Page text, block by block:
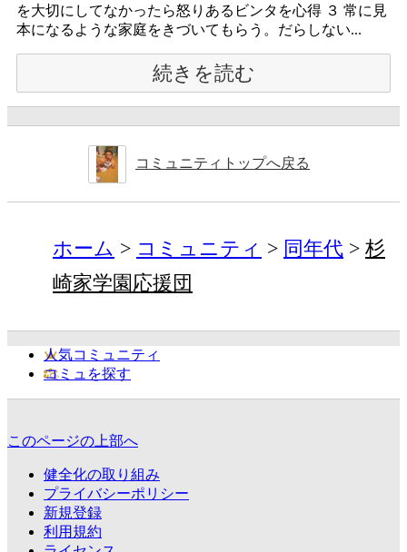
を大切にしてなかったら怒りあるビンタを心得 ３ 常に見
本になるような家庭をきづいてもらう。だらしない...
続きを読む
コミュニティトップへ戻る
ホーム コミュニティ 同年代
杉
崎家学園応援団
人気コミュニティ
コミュを探す
このページの上部へ
健全化の取り組み
プライバシーポリシー
新規登録
利用規約